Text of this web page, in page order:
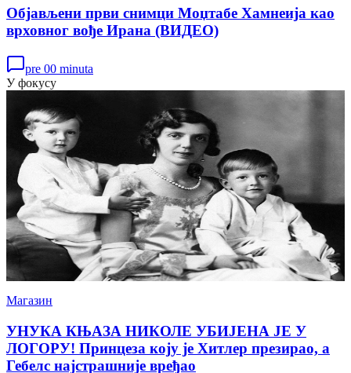
Објављени први снимци Моџтабе Хамнеија као
врховног вође Ирана (ВИДЕО)
pre 00 minuta
У фокусу
Магазин
УНУКА КЊАЗА НИКОЛЕ УБИЈЕНА ЈЕ У
ЛОГОРУ! Принцеза коју је Хитлер презирао, а
Гебелс најстрашније вређао